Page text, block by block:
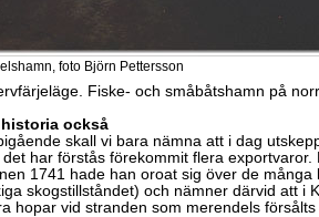
foto Björn Pettersson
Fiske- och småbåtshamn på
historia också
skall vi bara nämna att i dag
det har förstås förekommit flera exportvaror.
1741 hade han oroat sig över de många
skogstillståndet) och nämner därvid att i
hopar vid stranden som merendels